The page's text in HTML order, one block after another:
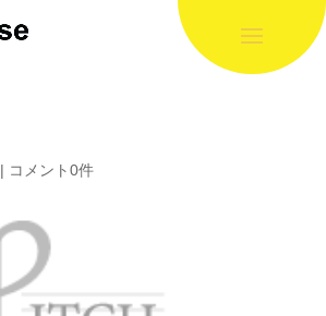
| コメント0件